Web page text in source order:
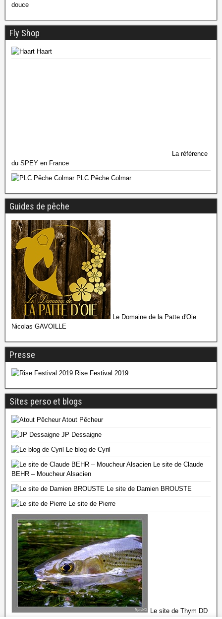
douce
Fly Shop
Haart
La référence
du SPEY en France
PLC Pêche Colmar
Guides de pêche
Le Domaine de la Patte d'Oie
Nicolas GAVOILLE
Presse
Rise Festival 2019
Sites perso et blogs
Atout Pêcheur
JP Dessaigne
Le blog de Cyril
Le site de Claude
BEHR – Moucheur Alsacien
Le site de Damien BROUSTE
Le site de Pierre
Le site de Thym DD